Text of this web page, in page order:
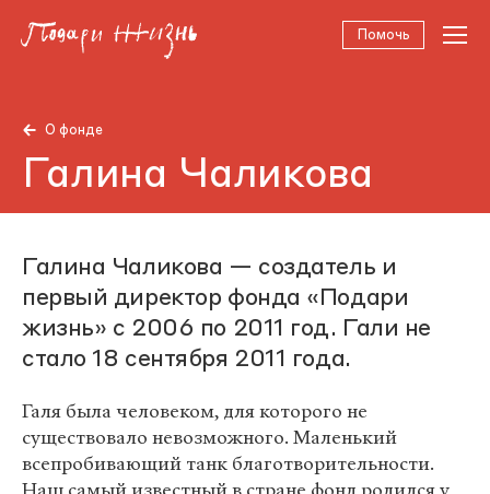
Помочь
О фонде
Галина Чаликова
Галина Чаликова — создатель и
первый директор фонда «Подари
жизнь» с 2006 по 2011 год. Гали не
стало 18 сентября 2011 года.
Галя была человеком, для которого не
существовало невозможного. Маленький
всепробивающий танк благотворительности.